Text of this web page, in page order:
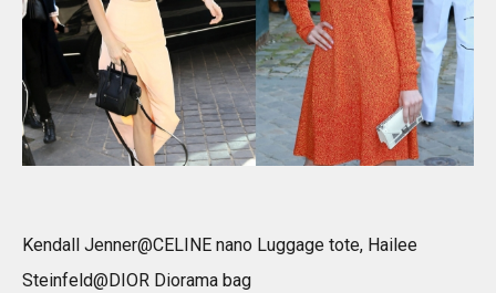
Kendall Jenner@CELINE nano Luggage tote, Hailee
Steinfeld@DIOR Diorama bag